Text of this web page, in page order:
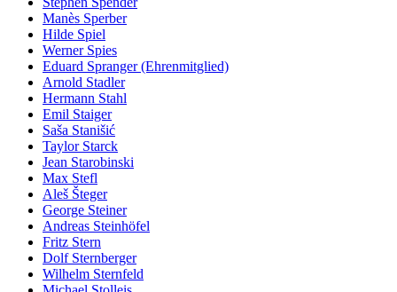
Manès Sperber
Hilde Spiel
Werner Spies
Eduard Spranger (Ehrenmitglied)
Arnold Stadler
Hermann Stahl
Emil Staiger
Saša Stanišić
Taylor Starck
Jean Starobinski
Max Stefl
Aleš Šteger
George Steiner
Andreas Steinhöfel
Fritz Stern
Dolf Sternberger
Wilhelm Sternfeld